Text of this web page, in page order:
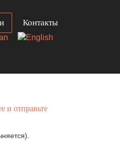
Контакты
и отправьте